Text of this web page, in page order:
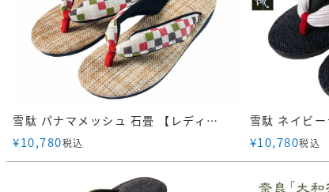
雪駄 パナマメッシュ 石畳 【レディース】｜R465
¥10,780税込 ¥10,780税込